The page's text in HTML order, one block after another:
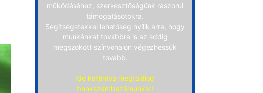
működéséhez, szerkesztőségünk rászorul
támogatásotokra.
Segítségetekkel lehetőség nyílik arra, hogy
munkánkat továbbra is az eddig
megszokott színvonalon végezhessük
tovább.
Ide kattintva megtalálod
bankszámlaszámunkat!